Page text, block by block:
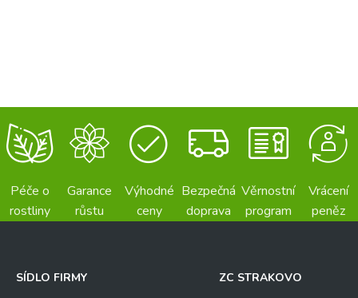
Péče o
rostliny
Garance
růstu
Výhodné
ceny
Bezpečná
doprava
Věrnostní
program
Vrácení
peněz
SÍDLO FIRMY
ZC STRAKOVO